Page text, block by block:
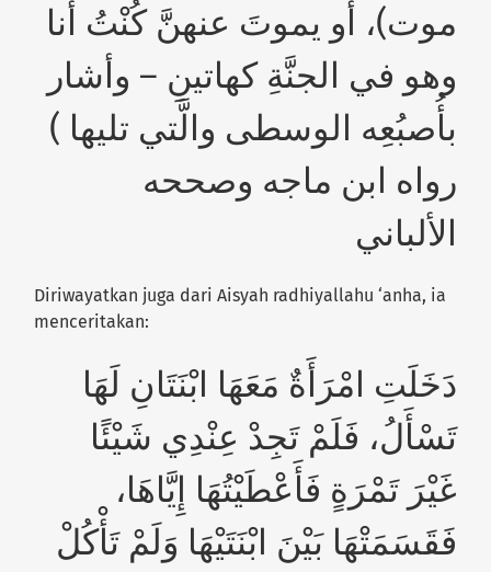
موت)، أو يموتَ عنهنَّ كُنْتُ أنا
وهو في الجنَّةِ كهاتينِ – وأشار
بأُصبُعِه الوسطى والَّتي تليها )
رواه ابن ماجه وصححه
الألباني
Diriwayatkan juga dari Aisyah radhiyallahu ‘anha, ia
menceritakan:
دَخَلَتِ امْرَأَةٌ مَعَهَا ابْنَتَانِ لَهَا
تَسْأَلُ، فَلَمْ تَجِدْ عِنْدِي شَيْئًا
غَيْرَ تَمْرَةٍ فَأَعْطَيْتُهَا إِيَّاهَا،
فَقَسَمَتْهَا بَيْنَ ابْنَتَيْهَا وَلَمْ تَأْكُلْ